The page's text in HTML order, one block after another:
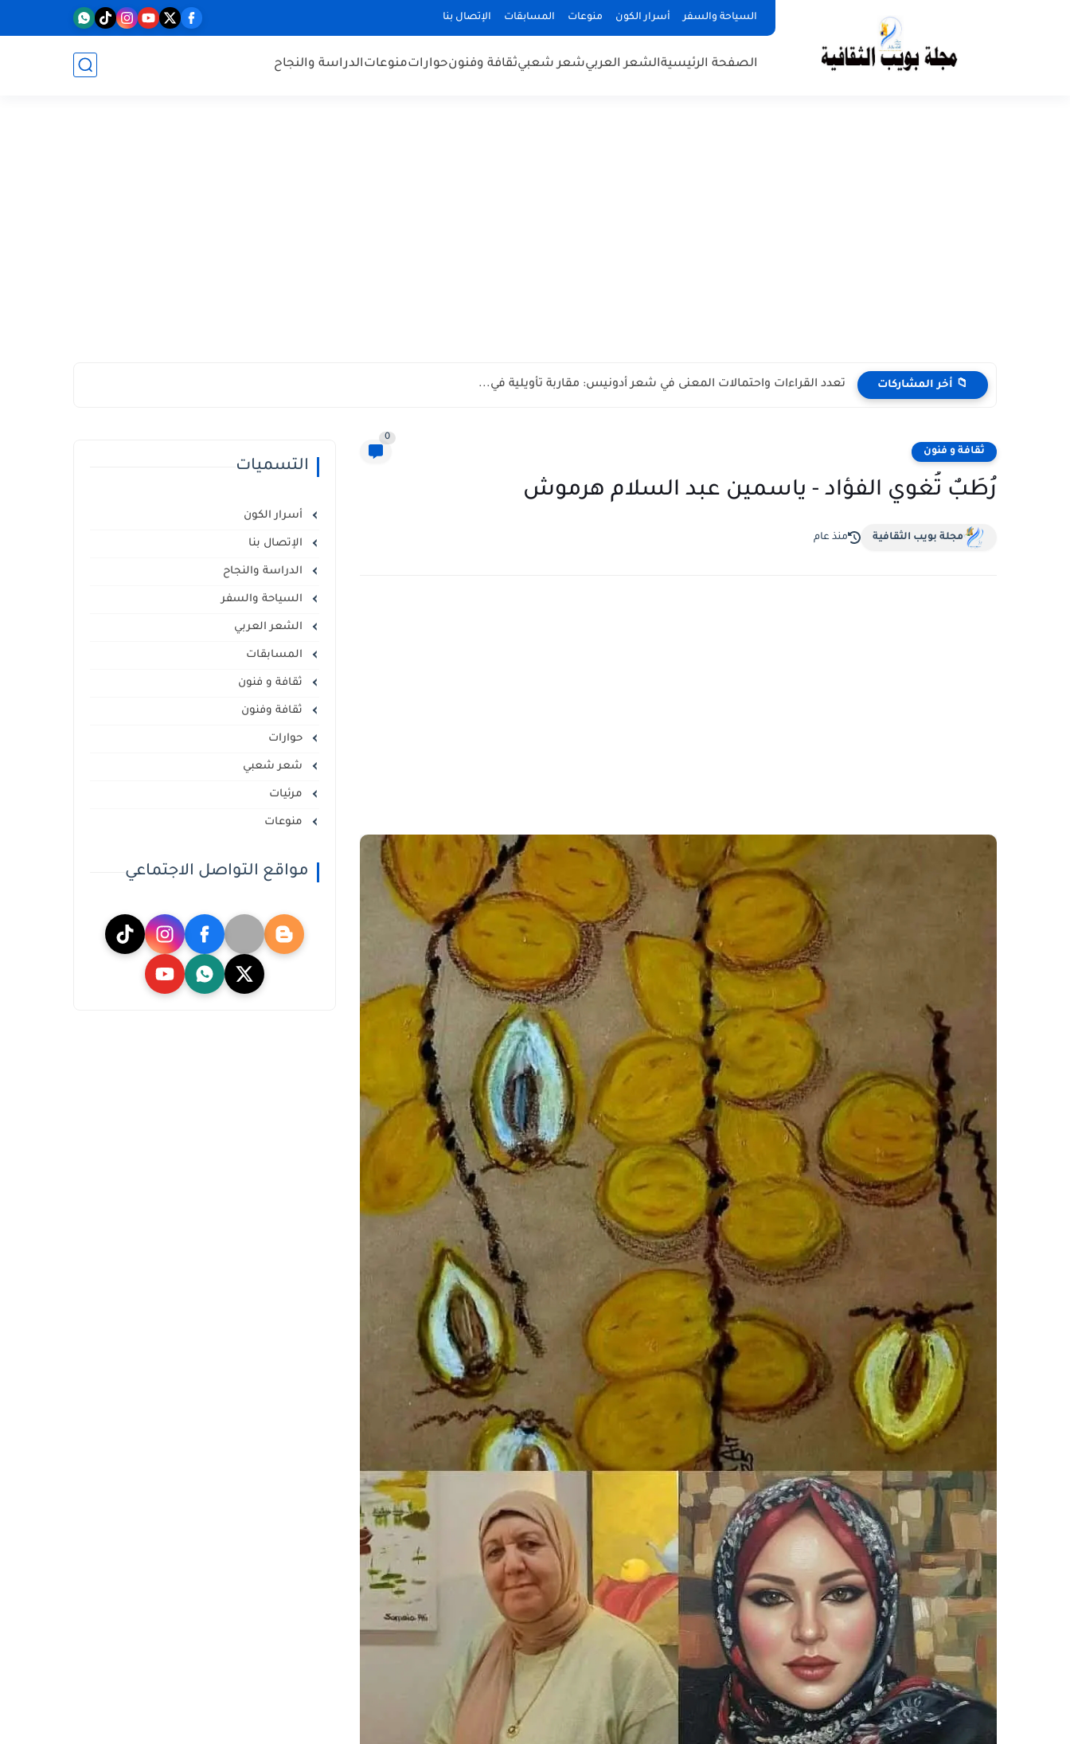
السياحة والسفر أسرار الكون منوعات المسابقات الإتصال بنا
الصفحة الرئيسيةالشعر العربيشعر شعبيثقافة وفنونحواراتمنوعاتالدراسة والنجاح
📁 أخر المشاركات تعدد القراءات واحتمالات المعنى في شعر أدونيس: مقاربة تأويلية في...
ثقافة و فنون
0
رُطَبٌ تُغوي الفؤاد - ياسمين عبد السلام هرموش
مجلة بويب الثقافية منذ عام
التسميات
أسرار الكون
الإتصال بنا
الدراسة والنجاح
السياحة والسفر
الشعر العربي
المسابقات
ثقافة و فنون
ثقافة وفنون
حوارات
شعر شعبي
مرئيات
منوعات
مواقع التواصل الاجتماعي